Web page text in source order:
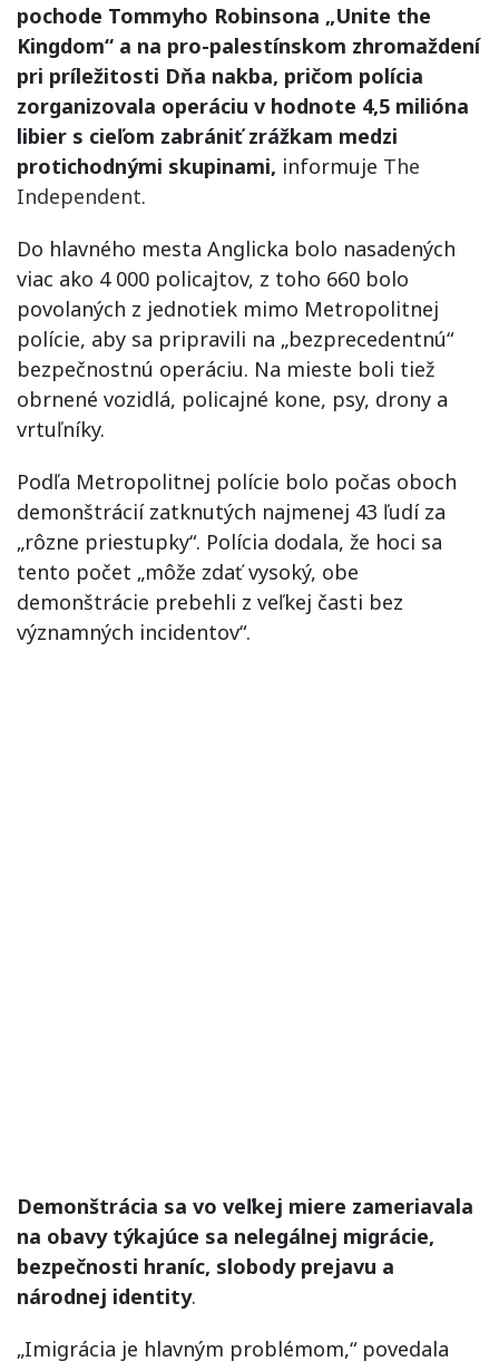
pochode Tommyho Robinsona „Unite the
Kingdom“ a na pro-palestínskom zhromaždení
pri príležitosti Dňa nakba, pričom polícia
zorganizovala operáciu v hodnote 4,5 milióna
libier s cieľom zabrániť zrážkam medzi
protichodnými skupinami, informuje The
Independent.
Do hlavného mesta Anglicka bolo nasadených
viac ako 4 000 policajtov, z toho 660 bolo
povolaných z jednotiek mimo Metropolitnej
polície, aby sa pripravili na „bezprecedentnú“
bezpečnostnú operáciu. Na mieste boli tiež
obrnené vozidlá, policajné kone, psy, drony a
vrtuľníky.
Podľa Metropolitnej polície bolo počas oboch
demonštrácií zatknutých najmenej 43 ľudí za
„rôzne priestupky“. Polícia dodala, že hoci sa
tento počet „môže zdať vysoký, obe
demonštrácie prebehli z veľkej časti bez
významných incidentov“.
Demonštrácia sa vo veľkej miere zameriavala
na obavy týkajúce sa nelegálnej migrácie,
bezpečnosti hraníc, slobody prejavu a
národnej identity.
„Imigrácia je hlavným problémom,“ povedala